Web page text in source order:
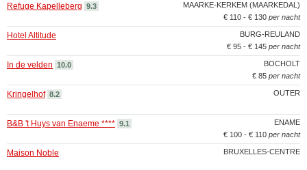
MAARKE-KERKEM (MAARKEDAL)
Refuge Kapelleberg 9.3
€ 110 - € 130 per nacht
BURG-REULAND
Hotel Altitude
€ 95 - € 145 per nacht
BOCHOLT
In de velden 10.0
€ 85 per nacht
OUTER
Kringelhof 8.2
ENAME
B&B 't Huys van Enaeme **** 9.1
€ 100 - € 110 per nacht
BRUXELLES-CENTRE
Maison Noble